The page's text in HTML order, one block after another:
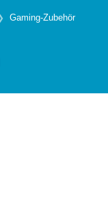
Gaming-Zubehör